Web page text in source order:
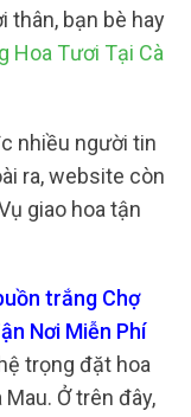
thân, bạn bè hay
Hoa Tươi Tại Cà
nhiều người tin
ra, website còn
giao hoa tận
trắng Chợ
Nơi Miễn Phí
trọng đặt hoa
Ở trên đây,